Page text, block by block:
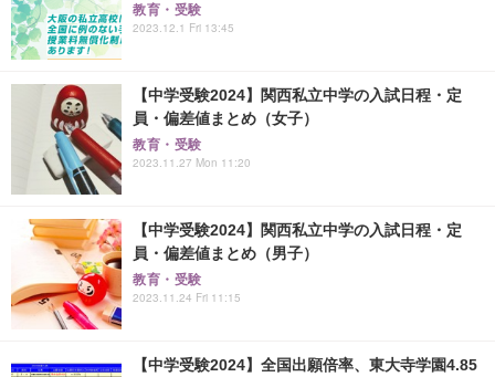
教育・受験
2023.12.1 Fri 13:45
【中学受験2024】関西私立中学の入試日程・定
員・偏差値まとめ（女子）
教育・受験
2023.11.27 Mon 11:20
【中学受験2024】関西私立中学の入試日程・定
員・偏差値まとめ（男子）
教育・受験
2023.11.24 Fri 11:15
【中学受験2024】全国出願倍率、東大寺学園4.85